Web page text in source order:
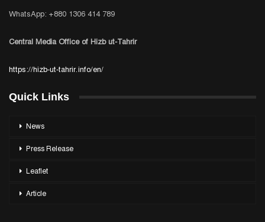
WhatsApp: +880 1306 414 789
Central Media Office of Hizb ut-Tahrir
https://hizb-ut-tahrir.info/en/
Quick Links
News
Press Release
Leaflet
Article